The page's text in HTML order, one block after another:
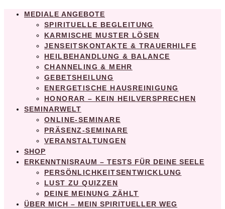
MEDIALE ANGEBOTE
SPIRITUELLE BEGLEITUNG
KARMISCHE MUSTER LÖSEN
JENSEITSKONTAKTE & TRAUERHILFE
HEILBEHANDLUNG & BALANCE
CHANNELING & MEHR
GEBETSHEILUNG
ENERGETISCHE HAUSREINIGUNG
HONORAR – KEIN HEILVERSPRECHEN
SEMINARWELT
ONLINE-SEMINARE
PRÄSENZ-SEMINARE
VERANSTALTUNGEN
SHOP
ERKENNTNISRAUM – TESTS FÜR DEINE SEELE
PERSÖNLICHKEITSENTWICKLUNG
LUST ZU QUIZZEN
DEINE MEINUNG ZÄHLT
ÜBER MICH – MEIN SPIRITUELLER WEG